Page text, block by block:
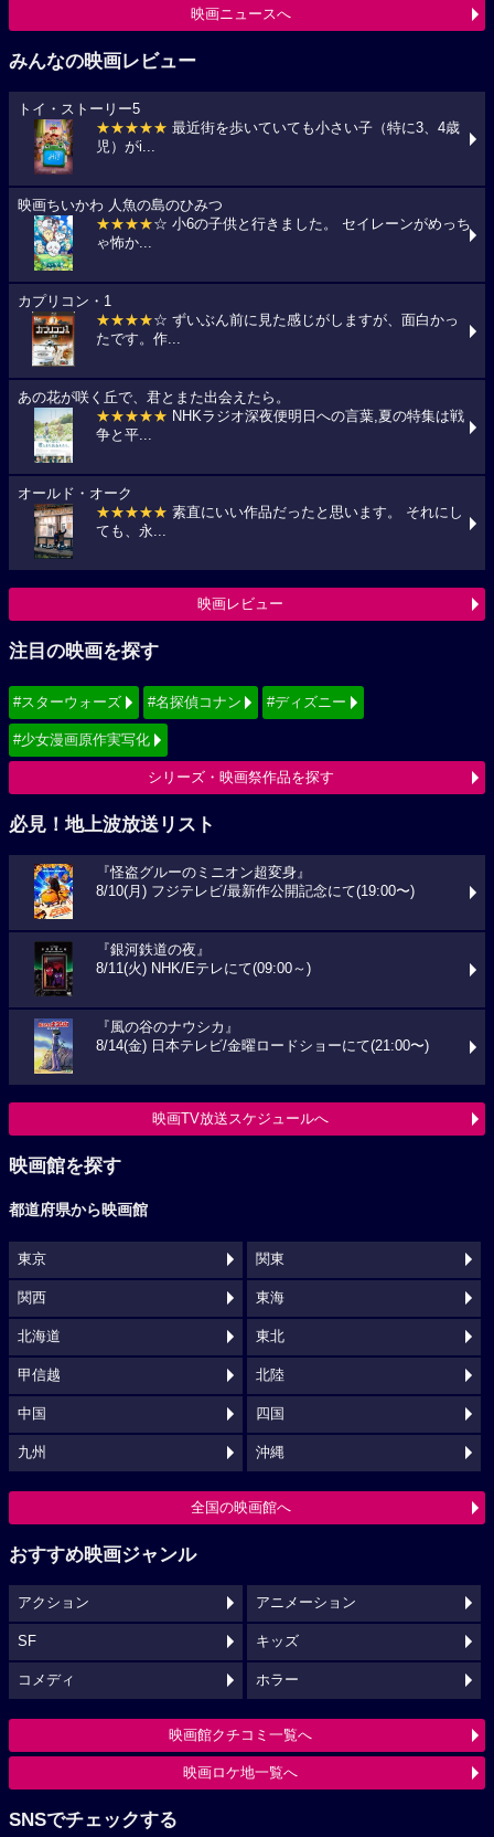
映画ニュースへ
みんなの映画レビュー
トイ・ストーリー5
★★★★★ 最近街を歩いていても小さい子（特に3、4歳
児）がi...
映画ちいかわ 人魚の島のひみつ
★★★★☆ 小6の子供と行きました。 セイレーンがめっち
ゃ怖か...
カプリコン・1
★★★★☆ ずいぶん前に見た感じがしますが、面白かっ
たです。作...
あの花が咲く丘で、君とまた出会えたら。
★★★★★ NHKラジオ深夜便明日への言葉,夏の特集は戦
争と平...
オールド・オーク
★★★★★ 素直にいい作品だったと思います。 それにし
ても、永...
映画レビュー
注目の映画を探す
#スターウォーズ #名探偵コナン #ディズニー
#少女漫画原作実写化
シリーズ・映画祭作品を探す
必見！地上波放送リスト
『怪盗グルーのミニオン超変身』
8/10(月) フジテレビ/最新作公開記念にて(19:00〜)
『銀河鉄道の夜』
8/11(火) NHK/Eテレにて(09:00～)
『風の谷のナウシカ』
8/14(金) 日本テレビ/金曜ロードショーにて(21:00〜)
映画TV放送スケジュールへ
映画館を探す
都道府県から映画館
東京 関東
関西 東海
北海道 東北
甲信越 北陸
中国 四国
九州 沖縄
全国の映画館へ
おすすめ映画ジャンル
アクション アニメーション
SF キッズ
コメディ ホラー
映画館クチコミ一覧へ
映画ロケ地一覧へ
SNSでチェックする